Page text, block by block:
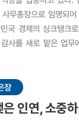
무총장으로 임명되
국 경제의 싱크탱크
사를 새로 맡은 업무
장
인연, 소중